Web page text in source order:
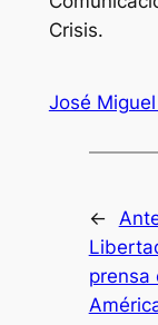
Crisis.
José
←
prensa